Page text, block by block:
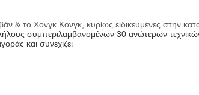
& το Χονγκ Κονγκ, κυρίως ειδικευμένες στην
συμπεριλαμβανομένων 30 ανώτερων
και συνεχίζει